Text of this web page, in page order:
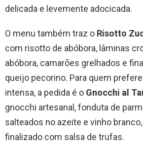
delicada e levemente adocicada.
O menu também traz o Risotto
com risotto de abóbora, lâminas
abóbora, camarões grelhados e
queijo pecorino. Para quem
intensa, a pedida é o Gnocchi al
gnocchi artesanal, fonduta de
salteados no azeite e vinho
finalizado com salsa de trufas.